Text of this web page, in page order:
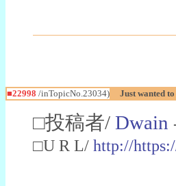
■22998 /inTopicNo.23034) Just wanted
□投稿者/ Dwain
□U R L/ http://